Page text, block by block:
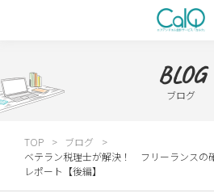
BLOG
ブログ
TOP
ブログ
ベテラン税理士が解決！ フリーランスの
レポート【後編】